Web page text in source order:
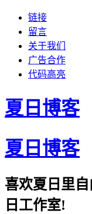
链接
留言
关于我们
广告合作
代码高亮
夏日博客
夏日博客
喜欢夏日里
日工作室!